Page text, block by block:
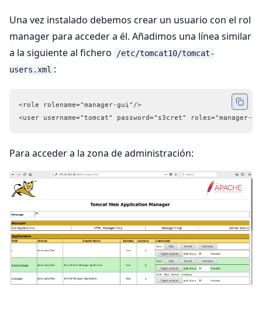
Una vez instalado debemos crear un usuario con el rol
manager para acceder a él. Añadimos una línea similar
a la siguiente al fichero
/etc/tomcat10/tomcat-
users.xml :
<role rolename="manager-gui"/>
<user username="tomcat" password="s3cret" roles="manager-
Para acceder a la zona de administración: